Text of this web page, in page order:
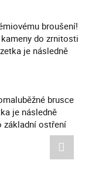
broušení!
do zrnitosti
je následně
brusce
je následně
základní ostření